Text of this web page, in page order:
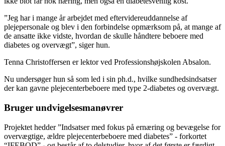
”Jeg har i mange år arbejdet med eftervidereuddannelse af
plejepersonale og blev i den forbindelse opmærksom på, at mange af
de ansatte ikke vidste, hvordan de skulle håndtere beboere med
diabetes og overvægt”, siger hun.
Tenna Christoffersen er lektor ved Professionshøjskolen Absalon.
Nu undersøger hun så som led i sin ph.d., hvilke sundhedsindsatser
der kan gavne plejecenterbeboere med type 2-diabetes og overvægt.
Bruger undvigelsesmanøvrer
Projektet hedder ”Indsatser med fokus på ernæring og bevægelse for
overvægtige, ældre plejecenterbeboere med diabetes” - forkortet